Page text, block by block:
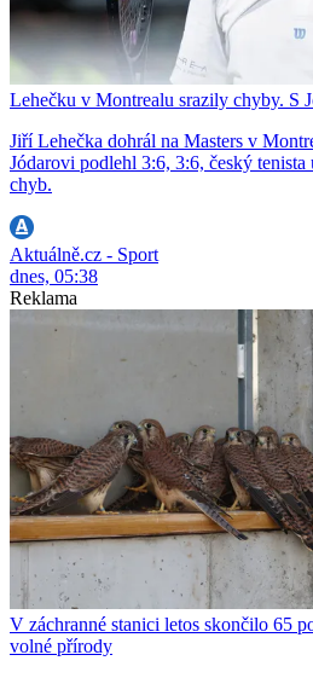
Lehečku v Montrealu srazily chyby. S
Jiří Lehečka dohrál na Masters v
Jódarovi podlehl 3:6, 3:6, český
chyb.
Aktuálně.cz - Sport
dnes, 05:38
Reklama
V záchranné stanici letos skončilo 65
volné přírody